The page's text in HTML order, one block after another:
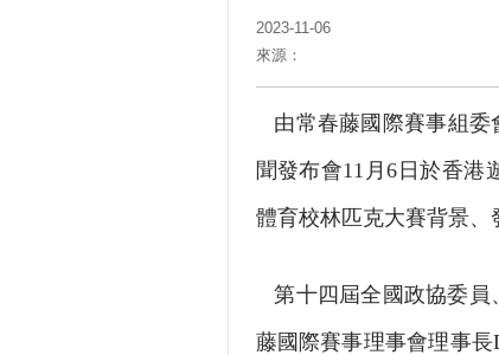
2023-11-06
來源：
由常春藤國際賽事組委
聞發布會11月6日於香港
體育校林匹克大賽背景、
第十四屆全國政協委員
藤國際賽事理事會理事